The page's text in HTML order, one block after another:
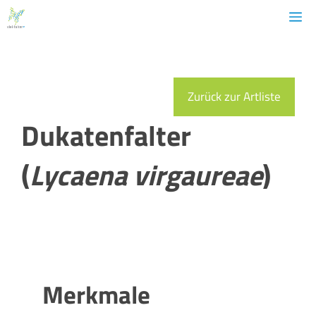
Zum
Inhalt
Zurück zur Artliste
Dukatenfalter
(Lycaena virgaureae)
Merkmale